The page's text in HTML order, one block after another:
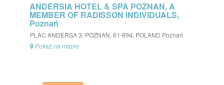
ANDERSIA HOTEL & SPA POZNAN, A
MEMBER OF RADISSON INDIVIDUALS,
Poznań
PLAC ANDERSA 3, POZNAN, 61-894, POLAND Poznań
Pokaż na mapie